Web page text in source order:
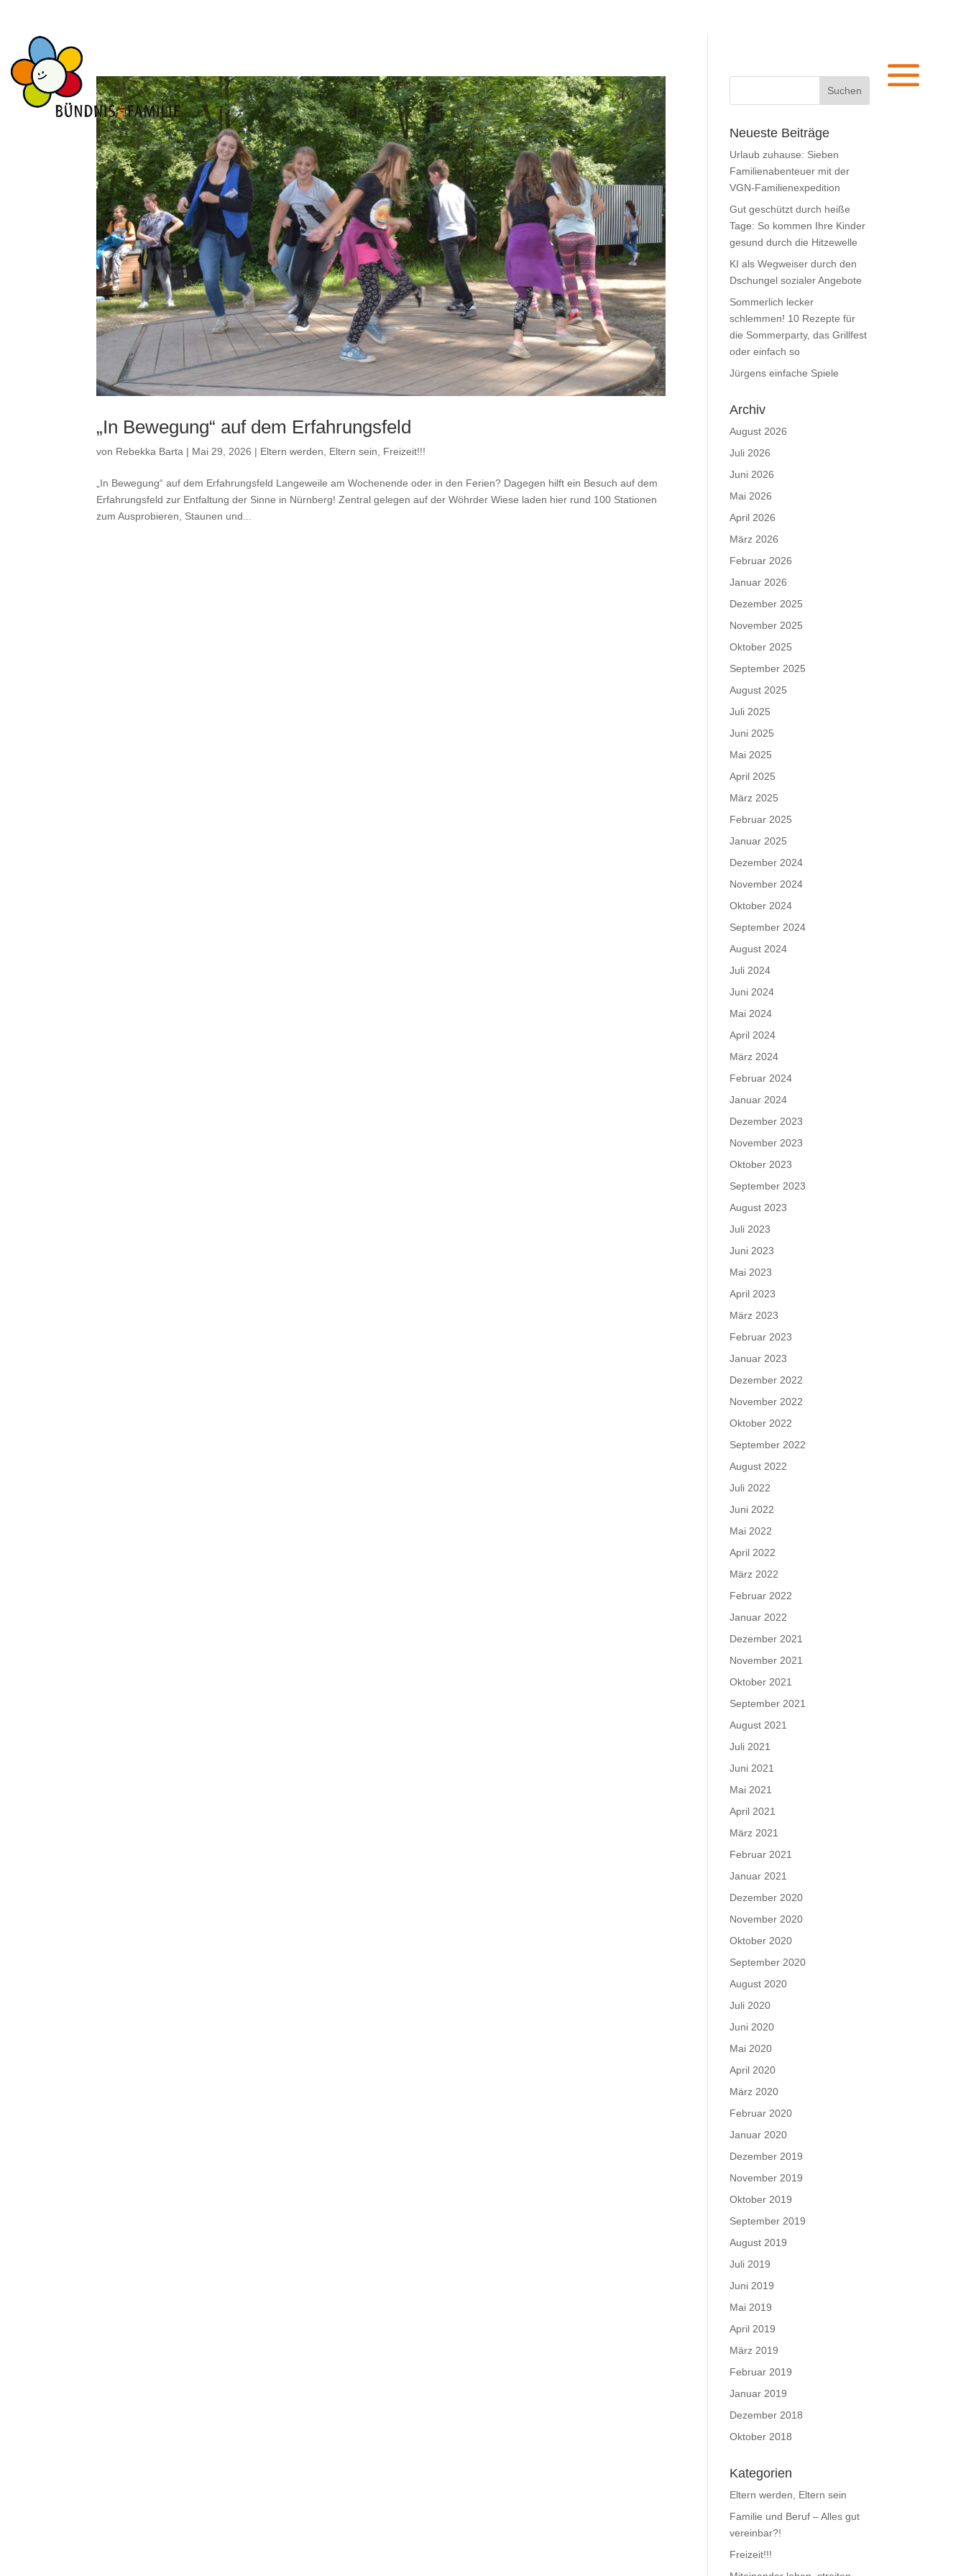
„In Bewegung“ auf dem Erfahrungsfeld
von Rebekka Barta | Mai 29, 2026 | Eltern werden, Eltern sein Freizeit!!!
„In Bewegung“ auf dem Erfahrungsfeld Langeweile am Wochenende oder in den Ferien? Dagegen hilft ein Besuch auf dem
Erfahrungsfeld zur Entfaltung der Sinne in Nürnberg! Zentral gelegen auf der Wöhrder Wiese laden hier rund 100 Stationen
zum Ausprobieren, Staunen und...
Neueste Beiträge
Urlaub zuhause: Sieben
Familienabenteuer mit der
VGN-Familienexpedition
Gut geschützt durch heiße
Tage: So kommen Ihre Kinder
gesund durch die Hitzewelle
KI als Wegweiser durch den
Dschungel sozialer Angebote
Sommerlich lecker
schlemmen! 10 Rezepte für
die Sommerparty, das Grillfest
oder einfach so
Jürgens einfache Spiele
Archiv
August 2026
Juli 2026
Juni 2026
Mai 2026
April 2026
März 2026
Februar 2026
Januar 2026
Dezember 2025
November 2025
Oktober 2025
September 2025
August 2025
Juli 2025
Juni 2025
Mai 2025
April 2025
März 2025
Februar 2025
Januar 2025
Dezember 2024
November 2024
Oktober 2024
September 2024
August 2024
Juli 2024
Juni 2024
Mai 2024
April 2024
März 2024
Februar 2024
Januar 2024
Dezember 2023
November 2023
Oktober 2023
September 2023
August 2023
Juli 2023
Juni 2023
Mai 2023
April 2023
März 2023
Februar 2023
Januar 2023
Dezember 2022
November 2022
Oktober 2022
September 2022
August 2022
Juli 2022
Juni 2022
Mai 2022
April 2022
März 2022
Februar 2022
Januar 2022
Dezember 2021
November 2021
Oktober 2021
September 2021
August 2021
Juli 2021
Juni 2021
Mai 2021
April 2021
März 2021
Februar 2021
Januar 2021
Dezember 2020
November 2020
Oktober 2020
September 2020
August 2020
Juli 2020
Juni 2020
Mai 2020
April 2020
März 2020
Februar 2020
Januar 2020
Dezember 2019
November 2019
Oktober 2019
September 2019
August 2019
Juli 2019
Juni 2019
Mai 2019
April 2019
März 2019
Februar 2019
Januar 2019
Dezember 2018
Oktober 2018
Kategorien
Eltern werden, Eltern sein
Familie und Beruf – Alles gut
vereinbar?!
Freizeit!!!